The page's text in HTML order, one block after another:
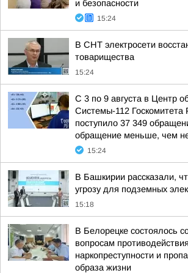
и безопасности
15:24
В СНТ электросети
товарищества
15:24
С 3 по 9 августа в Центр
Системы-112
поступило 37 349
обращение меньше, чем
15:24
В Башкирии рассказали,
угрозу для подземных
15:18
В Белорецке состоялось
вопросам противодействия
наркопреступности и
образа жизни